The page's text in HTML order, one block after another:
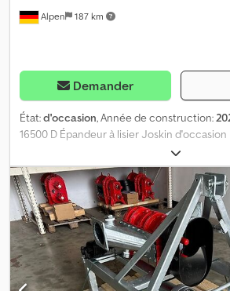
Alpen 187 km
Demander
État:d'occasion, Année de construction:
16500 D Épandeur à lisier Joskin
forcée Empattement de 1820 mm Essieu
pneumatique 2 projecteurs LED arrière
gabarit + feux latéraux LED Pompe de type
Commutation hydraulique de la pompe
silencieux avec séparateur d'huile Arbre
prise de force, d'un seul côté Indicateur de
visualisation en plexiglas) Vanne
guidage Préparation pour agitateur
montage frontal Jumbo Commande